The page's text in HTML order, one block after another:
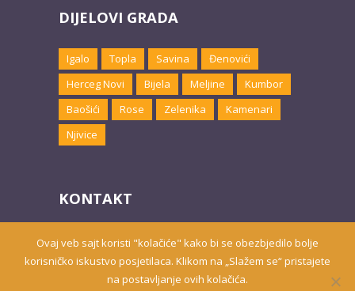
DIJELOVI GRADA
Igalo Topla Savina
Đenovići
Herceg Novi
Bijela Meljine
Kumbor
Baošići
Rose Zelenika
Kamenari
Njivice
KONTAKT
Email:marketing@hnsmjestaj.com
Ovaj veb sajt koristi "kolačiće" kako bi se obezbjedilo bolje
korisničko iskustvo posjetilaca. Klikom na „Slažem se“ pristajete
na postavljanje ovih kolačića.